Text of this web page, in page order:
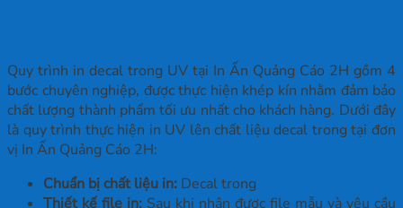
Quy trình in decal trong UV tại In Ấn Quảng Cáo 2H gồm 4
bước chuyên nghiệp, được thực hiện khép kín nhằm đảm bảo
chất lượng thành phẩm tối ưu nhất cho khách hàng. Dưới đây
là quy trình thực hiện in UV lên chất liệu decal trong tại đơn
vị In Ấn Quảng Cáo 2H:
Chuẩn bị chất liệu in: Decal trong
Thiết kế file in: Sau khi nhận được file mẫu và yêu cầu